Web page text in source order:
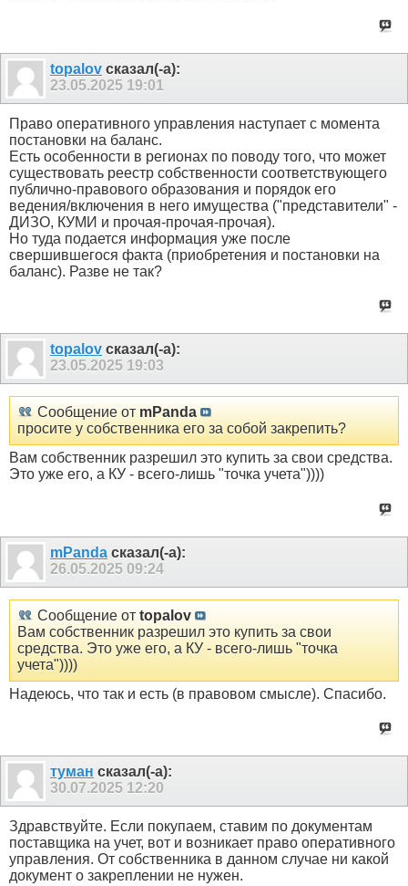
topalov сказал(-а):
23.05.2025 19:01
Право оперативного управления наступает с момента
постановки на баланс.
Есть особенности в регионах по поводу того, что может
существовать реестр собственности соответствующего
публично-правового образования и порядок его
ведения/включения в него имущества ("представители" -
ДИЗО, КУМИ и прочая-прочая-прочая).
Но туда подается информация уже после
свершившегося факта (приобретения и постановки на
баланс). Разве не так?
topalov сказал(-а):
23.05.2025 19:03
Сообщение от mPanda
просите у собственника его за собой закрепить?
Вам собственник разрешил это купить за свои средства.
Это уже его, а КУ - всего-лишь "точка учета"))))
mPanda сказал(-а):
26.05.2025 09:24
Сообщение от topalov
Вам собственник разрешил это купить за свои
средства. Это уже его, а КУ - всего-лишь "точка
учета"))))
Надеюсь, что так и есть (в правовом смысле). Спасибо.
туман сказал(-а):
30.07.2025 12:20
Здравствуйте. Если покупаем, ставим по документам
поставщика на учет, вот и возникает право оперативного
управления. От собственника в данном случае ни какой
документ о закреплении не нужен.